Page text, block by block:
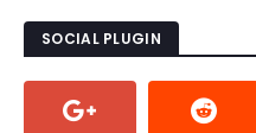
SOCIAL PLUGIN